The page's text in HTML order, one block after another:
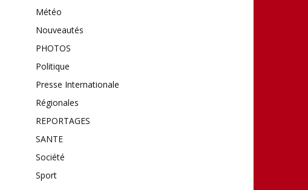
Météo
Nouveautés
PHOTOS
Politique
Presse Internationale
Régionales
REPORTAGES
SANTE
Société
Sport